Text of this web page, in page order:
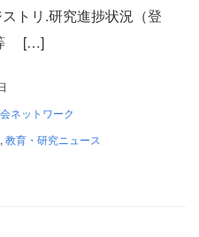
トリ.研究進捗状況（登
等 […]
ネットワーク
, 教育・研究ニュース